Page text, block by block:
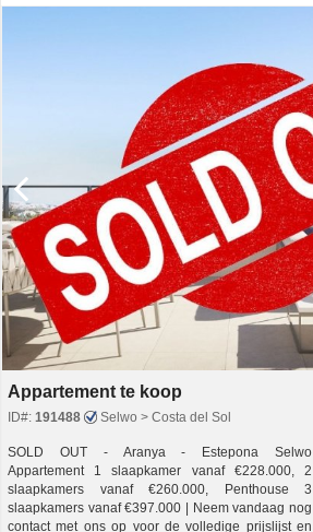
Appartement te koop
ID#: 191488 Selwo > Costa del Sol
SOLD OUT - Aranya - Estepona Selwo
Appartement 1 slaapkamer vanaf €228.000, 2
slaapkamers vanaf €260.000, Penthouse 3
slaapkamers vanaf €397.000 | Neem vandaag nog
contact met ons op voor de volledige prijslijst en